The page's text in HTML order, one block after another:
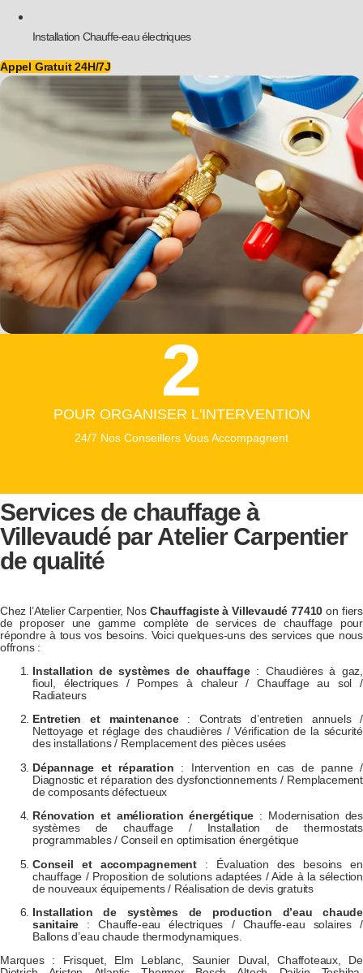
Installation Chauffe-eau électriques
Appel Gratuit 24H/7J
POUR ORGANISER L'INTERVENTION
2
24/7 Nos Conseillers Vous Accompagnent
Services de chauffage à
Villevaudé par Atelier Carpentier
de qualité
Chez l’Atelier Carpentier, Nos Chauffagiste à Villevaudé 77410 on fiers
de proposer une gamme complète de services de chauffage pour
répondre à tous vos besoins. Voici quelques-uns des services que nous
offrons :
Installation de systèmes de chauffage: Chaudières à gaz,
fioul, électriques / Pompes à chaleur / Chauffage au sol /
Radiateurs
Entretien et maintenance: Contrats d’entretien annuels /
Nettoyage et réglage des chaudières / Vérification de la sécurité
des installations / Remplacement des pièces usées
Dépannage et réparation : Intervention en cas de panne /
Diagnostic et réparation des dysfonctionnements / Remplacement
de composants défectueux
Rénovation et amélioration énergétique : Modernisation des
systèmes de chauffage / Installation de thermostats
programmables / Conseil en optimisation énergétique
Conseil et accompagnement : Évaluation des besoins en
chauffage / Proposition de solutions adaptées / Aide à la sélection
de nouveaux équipements / Réalisation de devis gratuits
Installation de systèmes de production d’eau chaude
sanitaire : Chauffe-eau électriques / Chauffe-eau solaires /
Ballons d’eau chaude thermodynamiques.
Marques : Frisquet, Elm Leblanc, Saunier Duval, Chaffoteaux, De